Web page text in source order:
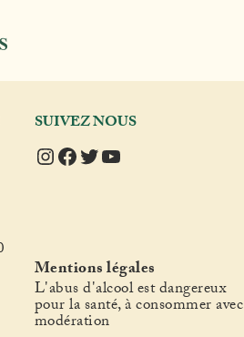
SUIVEZ NOUS
Instagram
Facebook
TwitterYouTube
Mentions légales
L'abus d'alcool est dangereux
pour la santé, à consommer avec
modération